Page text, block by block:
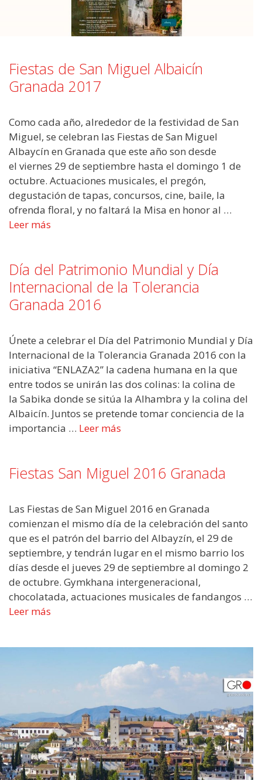
Fiestas de San Miguel Albaicín
Granada 2017
Como cada año, alrededor de la festividad de San
Miguel, se celebran las Fiestas de San Miguel
Albaycín en Granada que este año son desde
el viernes 29 de septiembre hasta el domingo 1 de
octubre. Actuaciones musicales, el pregón,
degustación de tapas, concursos, cine, baile, la
ofrenda floral, y no faltará la Misa en honor al …
Leer más
Día del Patrimonio Mundial y Día
Internacional de la Tolerancia
Granada 2016
Únete a celebrar el Día del Patrimonio Mundial y Día
Internacional de la Tolerancia Granada 2016 con la
iniciativa “ENLAZA2” la cadena humana en la que
entre todos se unirán las dos colinas: la colina de
la Sabika donde se sitúa la Alhambra y la colina del
Albaicín. Juntos se pretende tomar conciencia de la
importancia … Leer más
Fiestas San Miguel 2016 Granada
Las Fiestas de San Miguel 2016 en Granada
comienzan el mismo día de la celebración del santo
que es el patrón del barrio del Albayzín, el 29 de
septiembre, y tendrán lugar en el mismo barrio los
días desde el jueves 29 de septiembre al domingo 2
de octubre. Gymkhana intergeneracional,
chocolatada, actuaciones musicales de fandangos …
Leer más